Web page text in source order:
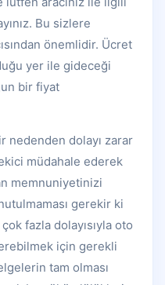
Bu sizlere
önemlidir. Ücret
yer ile gideceği
bir fiyat
nedenden dolayı zarar
müdahale ederek
memnuniyetinizi
gerekir ki
fazla dolayısıyla oto
için gerekli
tam olması